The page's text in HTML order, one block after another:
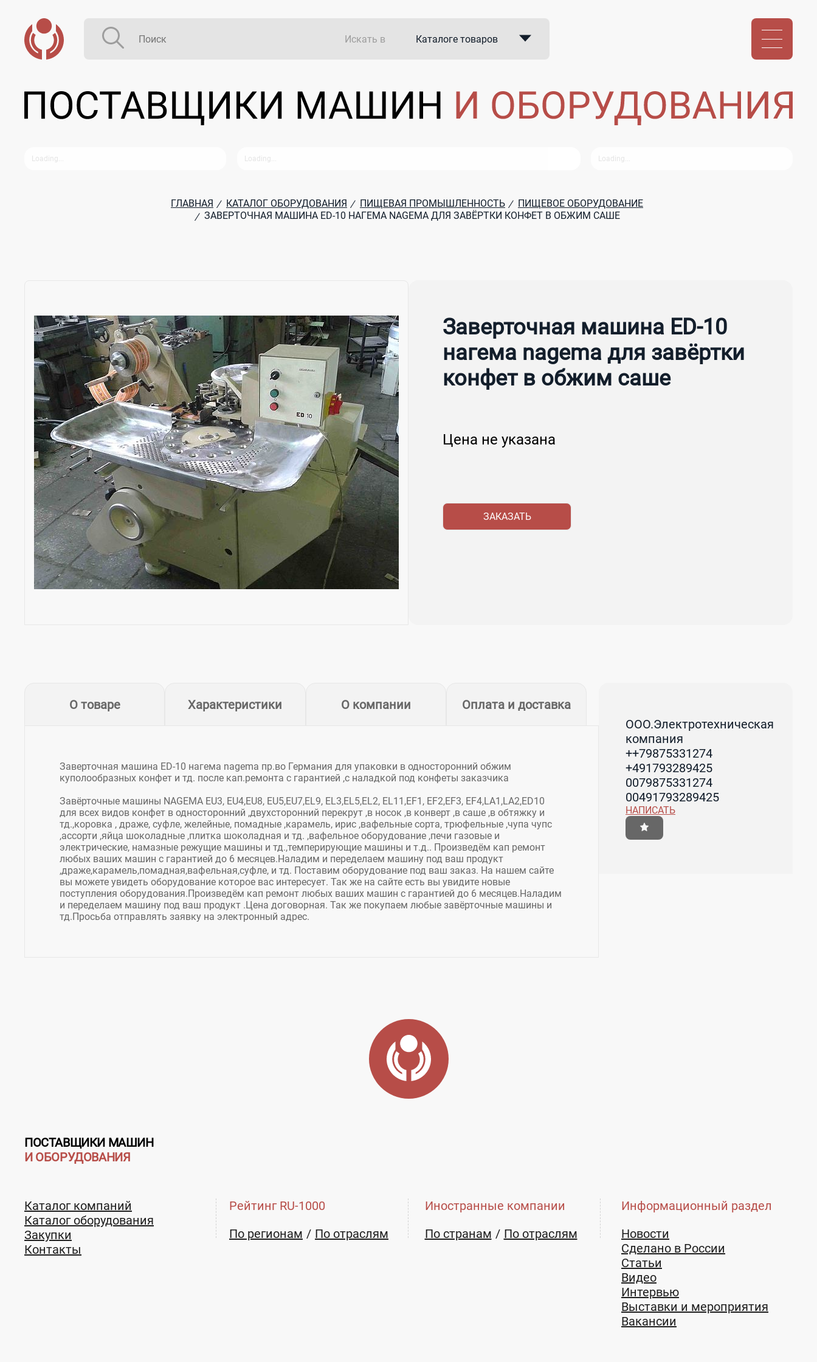
Искать в Каталоге товаров
В закупках
ГЛАВНАЯ / КАТАЛОГ ОБОРУДОВАНИЯ / ПИЩЕВАЯ ПРОМЫШЛЕННОСТЬ / ПИЩЕВОЕ ОБОРУДОВАНИЕ
/ ЗАВЕРТОЧНАЯ МАШИНА ED-10 НАГЕМА NAGEMA ДЛЯ ЗАВЁРТКИ КОНФЕТ В ОБЖИМ САШЕ
Заверточная машина ED-10
нагема nagema для завёртки
конфет в обжим саше
Цена не указана
ЗАКАЗАТЬ
О товаре Характеристики О компании Оплата и доставка
Заверточная машина ED-10 нагема nagema пр.во Германия для упаковки в односторонний обжим
куполообразных конфет и тд. после кап.ремонта с гарантией ,с наладкой под конфеты заказчика
Завёрточные машины NAGEMA EU3, EU4,EU8, EU5,EU7,EL9, EL3,EL5,EL2, EL11,EF1, EF2,EF3, EF4,LA1,LA2,ED10
для всех видов конфет в односторонний ,двухсторонний перекрут ,в носок ,в конверт ,в саше ,в обтяжку и
тд.,коровка , драже, суфле, желейные, помадные ,карамель, ирис ,вафельные сорта, трюфельные ,чупа чупс
,ассорти ,яйца шоколадные ,плитка шоколадная и тд. ,вафельное оборудование ,печи газовые и
электрические, намазные режущие машины и тд.,темперирующие машины и т.д.. Произведём кап ремонт
любых ваших машин с гарантией до 6 месяцев.Наладим и переделаем машину под ваш продукт
,драже,карамель,помадная,вафельная,суфле, и тд. Поставим оборудование под ваш заказ. На нашем сайте
вы можете увидеть оборудование которое вас интересует. Так же на сайте есть вы увидите новые
поступления оборудования.Произведём кап ремонт любых ваших машин с гарантией до 6 месяцев.Наладим
и переделаем машину под ваш продукт .Цена договорная. Так же покупаем любые завёрточные машины и
тд.Просьба отправлять заявку на электронный адрес.
ООО.Электротехническая
компания
++79875331274
+491793289425
0079875331274
00491793289425
НАПИСАТЬ
ПОСТАВЩИКИ МАШИН
И ОБОРУДОВАНИЯ
Каталог компаний
Каталог оборудования
Закупки
Контакты
Рейтинг RU-1000
По регионам
По отраслям
Иностранные компании
По странам
По отраслям
Информационный раздел
Новости
Сделано в России
Статьи
Видео
Интервью
Выставки и мероприятия
Вакансии